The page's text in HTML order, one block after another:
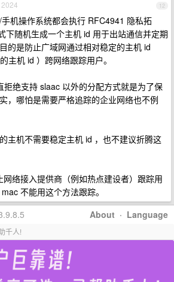
12
机操作系统都会执行 RFC4941 隐私拓
下随机生成一个主机 id 用于出站通信并定期
的是防止广域网通过相对稳定的主机 id
主机 id ）跨网络跟踪用户。
绝支持 slaac 以外的分配方式就是为了保
，哪怕是需要严格追踪的企业网络也不例
主机不需要稳定主机 id ，也不建议折腾这
网络接入提供商（例如热点建设者）跟踪用
不能用这个方法跟踪。
About · Language
千人!